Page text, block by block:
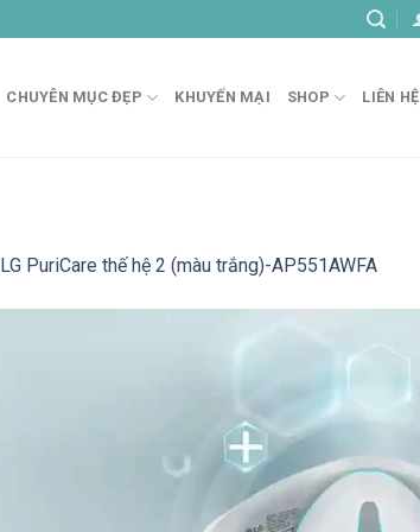
CHUYÊN MỤC ĐẸP KHUYẾN MẠI SHOP LIÊN HỆ
PuriCare thế hệ 2 (màu trắng)-AP551AWFA